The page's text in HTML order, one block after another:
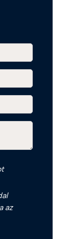
az